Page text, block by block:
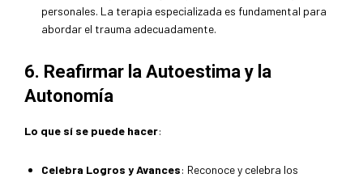
personales. La terapia especializada es fundamental para
abordar el trauma adecuadamente.
6. Reafirmar la Autoestima y la
Autonomía
Lo que sí se puede hacer:
Celebra Logros y Avances: Reconoce y celebra los